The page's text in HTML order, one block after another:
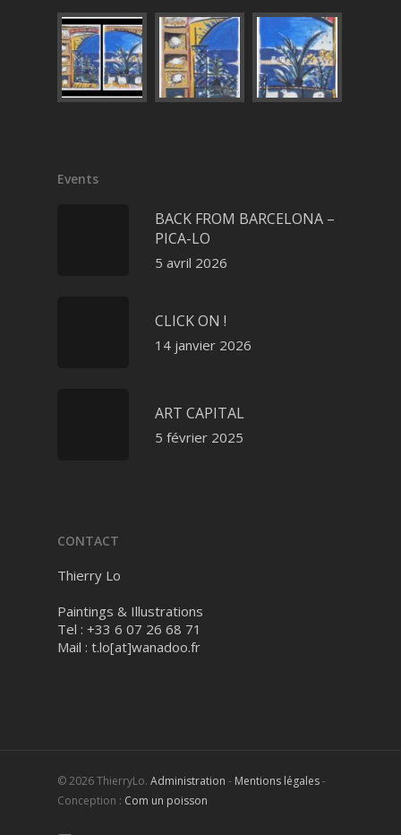
Events
BACK FROM BARCELONA –
PICA-LO
5 avril 2026
CLICK ON !
14 janvier 2026
ART CAPITAL
5 février 2025
CONTACT
Thierry Lo
Paintings & Illustrations
Tel : +33 6 07 26 68 71
Mail : t.lo[at]wanadoo.fr
© 2026 ThierryLo. Administration - Mentions légales-
Conception : Com un poisson